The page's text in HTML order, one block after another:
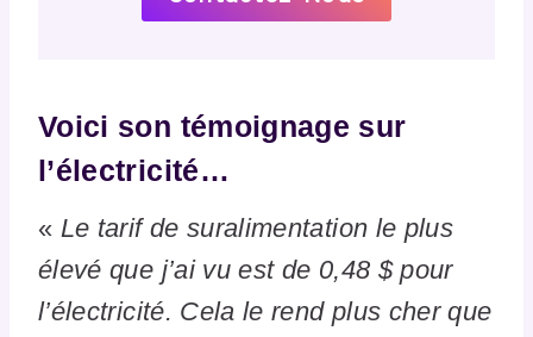
Voici son témoignage sur
l’électricité…
« Le tarif de suralimentation le plus
élevé que j’ai vu est de 0,48 $ pour
l’électricité. Cela le rend plus cher que